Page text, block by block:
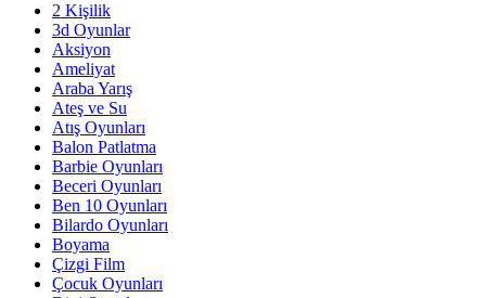
2 Kişilik
3d Oyunlar
Aksiyon
Ameliyat
Araba Yarış
Ateş ve Su
Atış Oyunları
Balon Patlatma
Barbie Oyunları
Beceri Oyunları
Ben 10 Oyunları
Bilardo Oyunları
Boyama
Çizgi Film
Çocuk Oyunları